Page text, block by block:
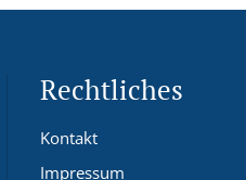
Rechtliches
Kontakt
Impressum